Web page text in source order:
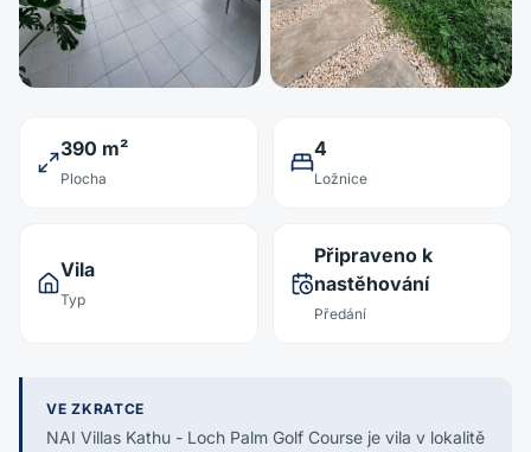
390 m²
Plocha
4
Ložnice
Vila
Typ
Připraveno k
nastěhování
Předání
VE ZKRATCE
NAI Villas Kathu - Loch Palm Golf Course je vila v lokalitě